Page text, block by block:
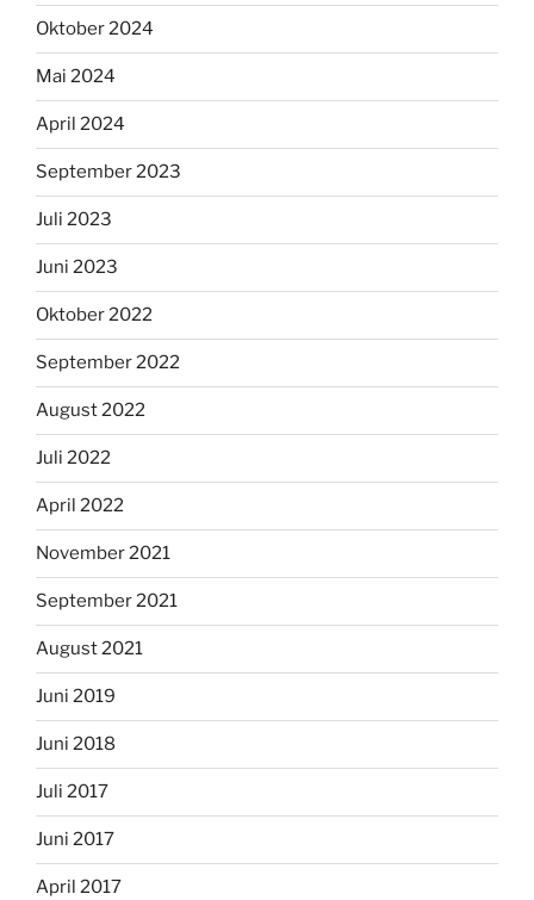
Oktober 2024
Mai 2024
April 2024
September 2023
Juli 2023
Juni 2023
Oktober 2022
September 2022
August 2022
Juli 2022
April 2022
November 2021
September 2021
August 2021
Juni 2019
Juni 2018
Juli 2017
Juni 2017
April 2017